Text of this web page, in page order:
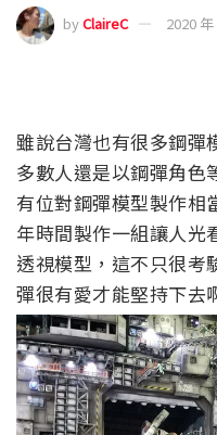
byClaireC 2020
雖說台灣也有很多鋼彈
多數人還是以鋼彈角色
有位對鋼彈模型製作相
年時間製作一組讓人光
透視模型，這不只很考
彈很有愛才能堅持下去